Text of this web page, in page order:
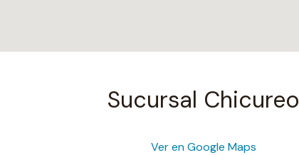
Sucursal Chicureo
Ver en Google Maps